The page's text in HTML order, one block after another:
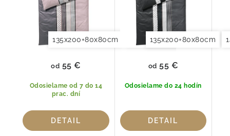
135x200+80x80cm 140x200+70x90cm
Odosielame od 7 do 14
prac. dní
od 55 €
DETAIL
135x200+80x80cm
Odosielame do 24 hodín
od 55 €
DETAIL